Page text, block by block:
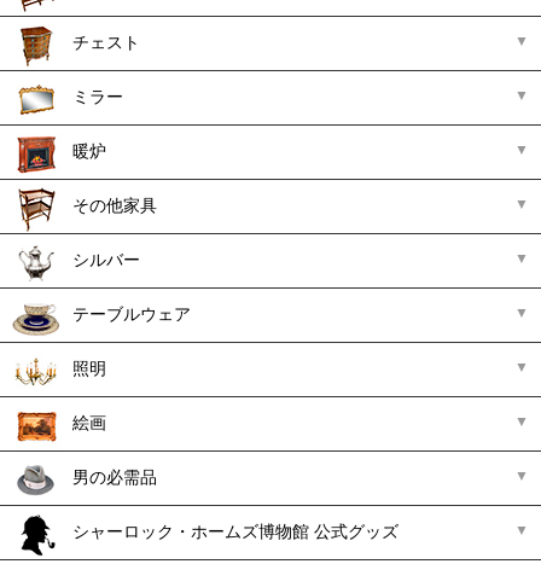
チェスト
ミラー
暖炉
その他家具
シルバー
テーブルウェア
照明
絵画
男の必需品
シャーロック・ホームズ博物館 公式グッズ